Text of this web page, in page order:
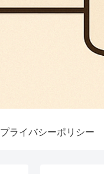
プライバシーポリシー